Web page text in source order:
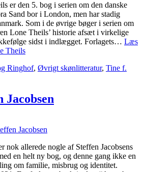
er den 5. bog i serien om den danske
Sand bor i London, men har stadig
Som i de øvrige bøger i serien om
Lone Theils’ historie afsæt i virkelige
sidst i indlægget. Forlagets… Læs
Theils
Ringhof, Øvrigt skønlitteratur, Tine f.
Jacobsen
nok allerede nogle af Steffen Jacobsens
en helt ny bog, og denne gang ikke en
om familie, misbrug og identitet.